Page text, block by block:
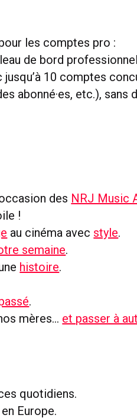
les comptes pro :
de bord
10 comptes
abonné·es, etc.), sans
des NRJ Music
!
au cinéma avec style.
semaine.
histoire.
.
mères… et passer à
quotidiens.
Europe.